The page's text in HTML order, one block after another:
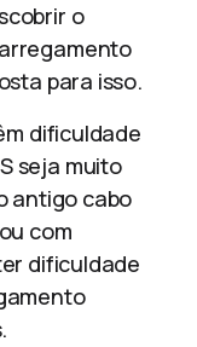
o
para isso.
dificuldade
seja muito
antigo cabo
com
dificuldade